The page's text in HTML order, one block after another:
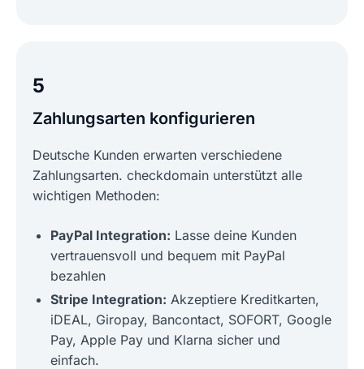
5
Zahlungsarten konfigurieren
Deutsche Kunden erwarten verschiedene
Zahlungsarten. checkdomain unterstützt alle
wichtigen Methoden:
PayPal Integration: Lasse deine Kunden
vertrauensvoll und bequem mit PayPal
bezahlen
Stripe Integration: Akzeptiere Kreditkarten,
iDEAL, Giropay, Bancontact, SOFORT, Google
Pay, Apple Pay und Klarna sicher und
einfach.